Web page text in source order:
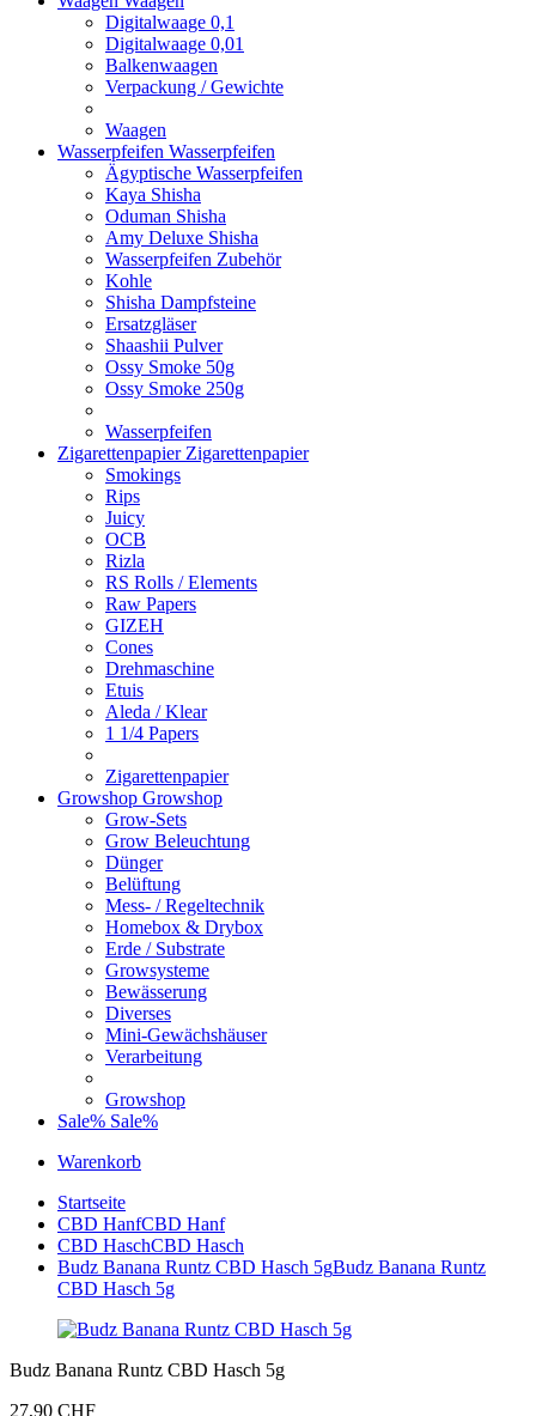
Digitalwaage 0,1
Digitalwaage 0,01
Balkenwaagen
Verpackung / Gewichte
Waagen
Wasserpfeifen Wasserpfeifen
Ägyptische Wasserpfeifen
Kaya Shisha
Oduman Shisha
Amy Deluxe Shisha
Wasserpfeifen Zubehör
Kohle
Shisha Dampfsteine
Ersatzgläser
Shaashii Pulver
Ossy Smoke 50g
Ossy Smoke 250g
Wasserpfeifen
Zigarettenpapier Zigarettenpapier
Smokings
Rips
Juicy
OCB
Rizla
RS Rolls / Elements
Raw Papers
GIZEH
Cones
Drehmaschine
Etuis
Aleda / Klear
1 1/4 Papers
Zigarettenpapier
Growshop Growshop
Grow-Sets
Grow Beleuchtung
Dünger
Belüftung
Mess- / Regeltechnik
Homebox & Drybox
Erde / Substrate
Growsysteme
Bewässerung
Diverses
Mini-Gewächshäuser
Verarbeitung
Growshop
Sale% Sale%
Warenkorb
Startseite
CBD HanfCBD Hanf
CBD HaschCBD Hasch
Budz Banana Runtz CBD Hasch 5gBudz Banana Runtz
CBD Hasch 5g
Budz Banana Runtz CBD Hasch 5g
27,90 CHF